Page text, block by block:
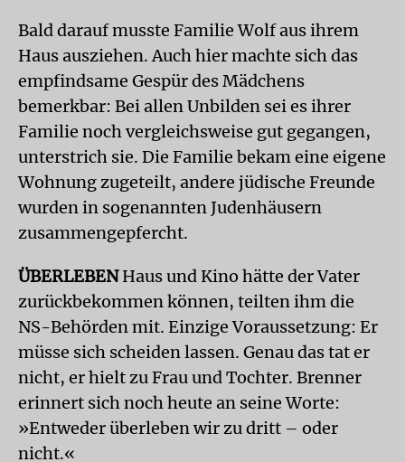
Bald darauf musste Familie Wolf aus ihrem
Haus ausziehen. Auch hier machte sich das
empfindsame Gespür des Mädchens
bemerkbar: Bei allen Unbilden sei es ihrer
Familie noch vergleichsweise gut gegangen,
unterstrich sie. Die Familie bekam eine eigene
Wohnung zugeteilt, andere jüdische Freunde
wurden in sogenannten Judenhäusern
zusammengepfercht.
ÜBERLEBENHaus und Kino hätte der Vater
zurückbekommen können, teilten ihm die
NS-Behörden mit. Einzige Voraussetzung: Er
müsse sich scheiden lassen. Genau das tat er
nicht, er hielt zu Frau und Tochter. Brenner
erinnert sich noch heute an seine Worte:
»Entweder überleben wir zu dritt – oder
nicht.«